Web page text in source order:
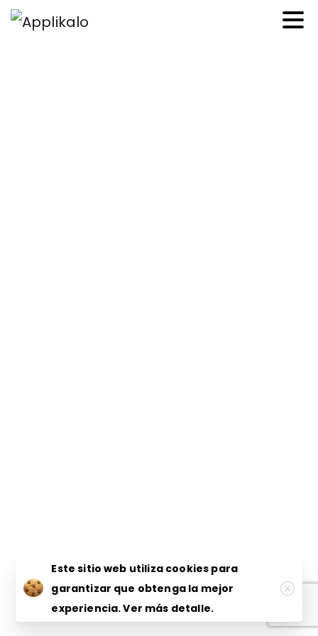
Este sitio web utiliza cookies para
garantizar que obtenga la mejor
experiencia.Ver más detalle.